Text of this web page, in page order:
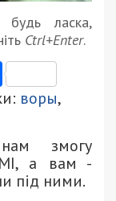
ласка,
Ctrl+Enter.
воры,
змогу
а вам -
під ними.